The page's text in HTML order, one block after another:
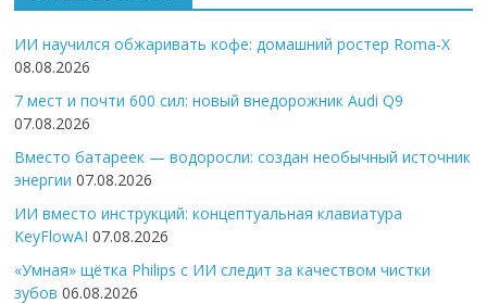
ИИ научился обжаривать кофе: домашний ростер Roma-X
08.08.2026
7 мест и почти 600 сил: новый внедорожник Audi Q9
07.08.2026
Вместо батареек — водоросли: создан необычный источник
энергии 07.08.2026
ИИ вместо инструкций: концептуальная клавиатура
KeyFlowAI 07.08.2026
«Умная» щётка Philips с ИИ следит за качеством чистки
зубов 06.08.2026